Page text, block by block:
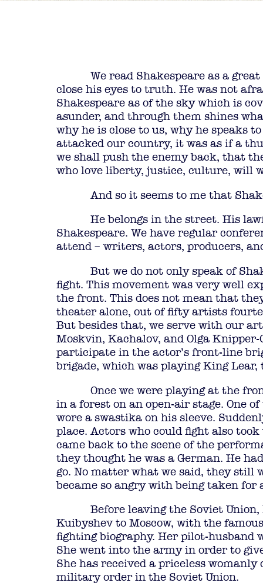
We read Shakespeare as a
close his eyes to truth. He was not
Shakespeare as of the sky which is
asunder, and through them shines
why he is close to us, why he speaks
attacked our country, it was as if a
we shall push the enemy back, that
who love liberty, justice, culture, will
And so it seems to me that
He belongs in the street. His
Shakespeare. We have regular
attend – writers, actors, producers,
But we do not only speak of
fight. This movement was very well
the front. This does not mean that
theater alone, out of fifty artists
But besides that, we serve with our
Moskvin, Kachalov, and Olga
participate in the actor’s front-line
brigade, which was playing King
Once we were playing at the
in a forest on an open-air stage. One
wore a swastika on his sleeve.
place. Actors who could fight also
came back to the scene of the
they thought he was a German. He
go. No matter what we said, they still
became so angry with being taken
Before leaving the Soviet
Kuibyshev to Moscow, with the
fighting biography. Her pilot-husband
She went into the army in order to
She has received a priceless
military order in the Soviet Union.